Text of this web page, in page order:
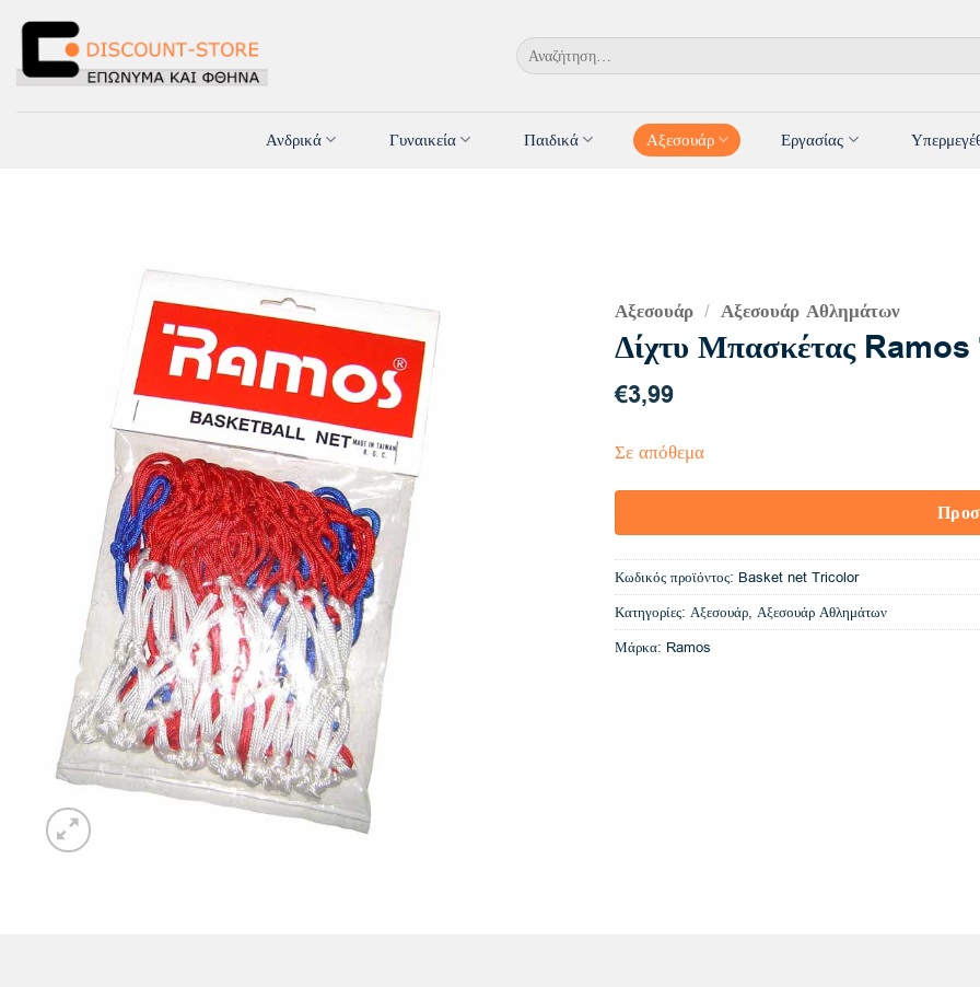
στο
περιεχόμενο
Αναζήτηση
για:
Ανδρικά Γυναικεία Παιδικά Αξεσουάρ Εργασίας
Αξεσουάρ / Αξεσουάρ Αθλημάτων
Δίχτυ Μπασκέτας
€3,99
Σε απόθεμα
Κωδικός προϊόντος: Basket net Tricolor
Κατηγορίες: Αξεσουάρ, Αξεσουάρ Αθλημάτων
Μάρκα: Ramos